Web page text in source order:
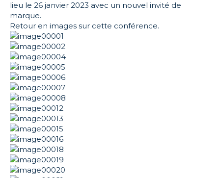
lieu le 26 janvier 2023 avec un nouvel invité de
marque.
Retour en images sur cette conférence.